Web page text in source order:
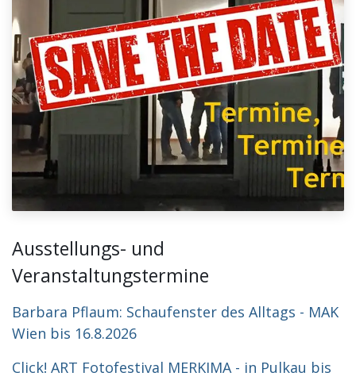
Ausstellungs- und
Veranstaltungstermine
Barbara Pflaum: Schaufenster des Alltags - MAK
Wien bis 16.8.2026
Click! ART Fotofestival MERKIMA - in Pulkau bis